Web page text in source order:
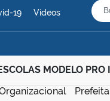
19 Videos
MODELO